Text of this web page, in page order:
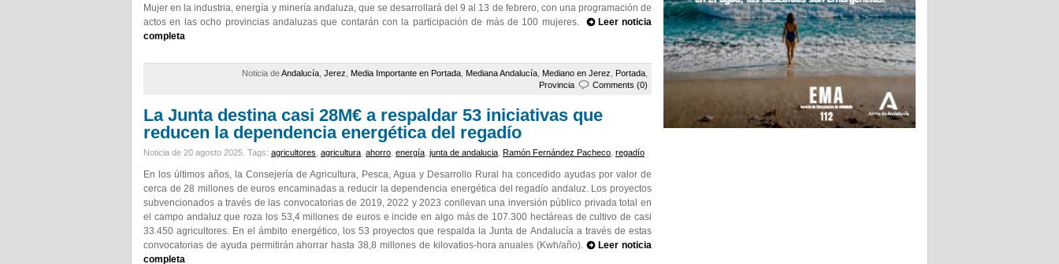
Mujer en la industria, energía y minería andaluza, que se desarrollará del 9 al 13 de febrero, con una programación de
actos en las ocho provincias andaluzas que contarán con la participación de más de 100 mujeres.
Leer noticia
completa
Noticia deAndalucía Jerez Media Importante en Portada Mediana Andalucía Mediano en Jerez Portada
Provincia
Comments (0)
La Junta destina casi 28M€ a respaldar 53 iniciativas que
reducen la dependencia energética del regadío
Noticia de 20 agosto 2025. Tags: agricultores agricultura ahorro energía junta de andalucia Ramón Fernández Pacheco regadío
En los últimos años, la Consejería de Agricultura, Pesca, Agua y Desarrollo Rural ha concedido ayudas por valor de
cerca de 28 millones de euros encaminadas a reducir la dependencia energética del regadío andaluz. Los proyectos
subvencionados a través de las convocatorias de 2019, 2022 y 2023 conllevan una inversión público privada total en
el campo andaluz que roza los 53,4 millones de euros e incide en algo más de 107.300 hectáreas de cultivo de casi
33.450 agricultores. En el ámbito energético, los 53 proyectos que respalda la Junta de Andalucía a través de estas
convocatorias de ayuda permitirán ahorrar hasta 38,8 millones de kilovatios-hora anuales (Kwh/año).
Leer noticia
completa